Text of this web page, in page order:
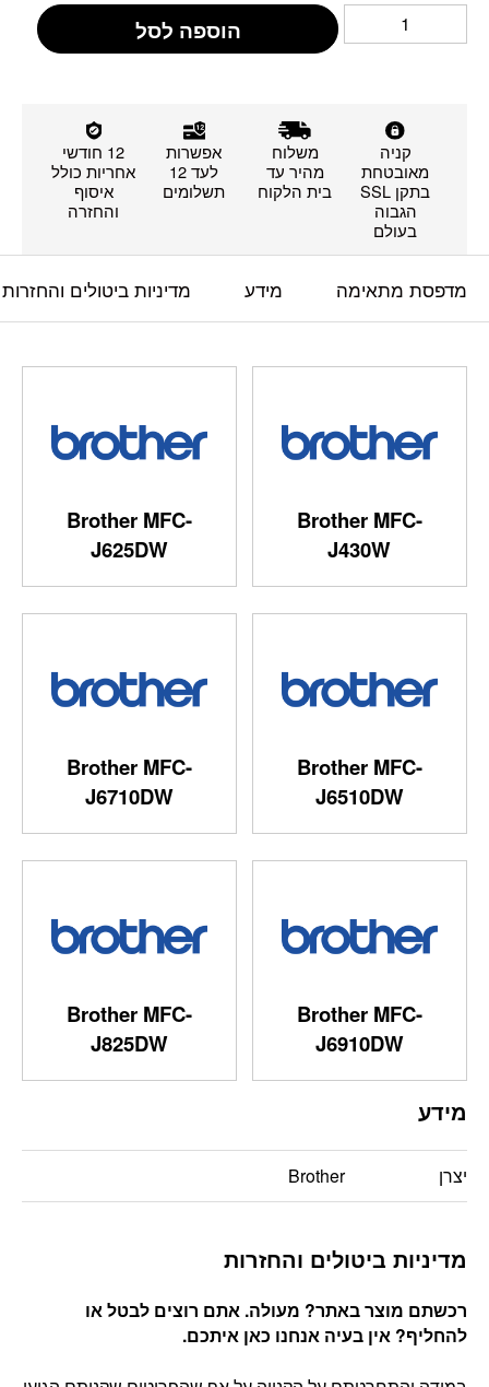
הוספה לסל
קניה
מאובטחת
בתקן SSL
הגבוה
בעולם
משלוח
מהיר עד
בית הלקוח
אפשרות
לעד 12
תשלומים
12 חודשי
אחריות כולל
איסוף
והחזרה
מדפסת מתאימה מידע מדיניות ביטולים והחזרות
Brother MFC-
J430W
Brother MFC-
J625DW
Brother MFC-
J6510DW
Brother MFC-
J6710DW
Brother MFC-
J6910DW
Brother MFC-
J825DW
מידע
יצרן Brother
מדיניות ביטולים והחזרות
רכשתם מוצר באתר? מעולה. אתם רוצים לבטל או
להחליף? אין בעיה אנחנו כאן איתכם.